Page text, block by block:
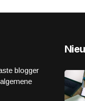
blogger